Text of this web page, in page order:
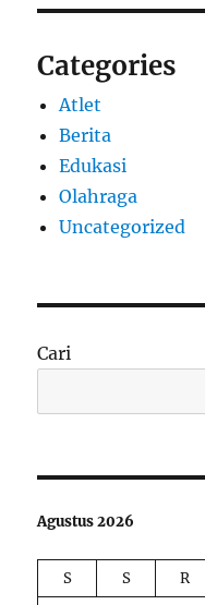
Categories
Atlet
Berita
Edukasi
Olahraga
Uncategorized
Cari
Agustus 2026
S S R